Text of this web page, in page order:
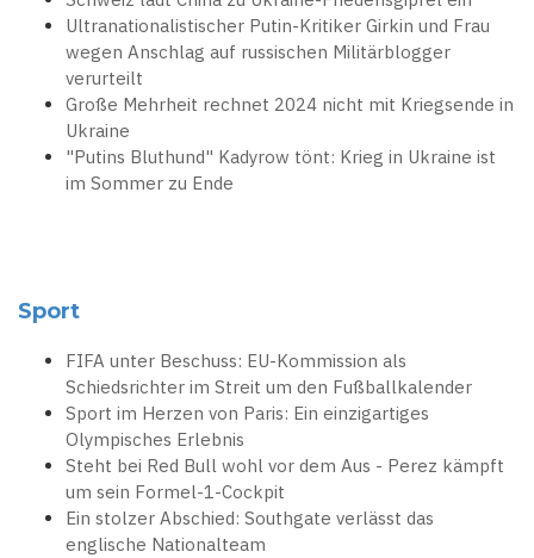
Ultranationalistischer Putin-Kritiker Girkin und Frau
wegen Anschlag auf russischen Militärblogger
verurteilt
Große Mehrheit rechnet 2024 nicht mit Kriegsende in
Ukraine
"Putins Bluthund" Kadyrow tönt: Krieg in Ukraine ist
im Sommer zu Ende
Sport
FIFA unter Beschuss: EU-Kommission als
Schiedsrichter im Streit um den Fußballkalender
Sport im Herzen von Paris: Ein einzigartiges
Olympisches Erlebnis
Steht bei Red Bull wohl vor dem Aus - Perez kämpft
um sein Formel-1-Cockpit
Ein stolzer Abschied: Southgate verlässt das
englische Nationalteam